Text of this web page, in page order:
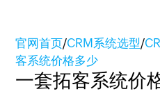
官网首页/CRM系统选型/
客系统价格多少
一套拓客系统价